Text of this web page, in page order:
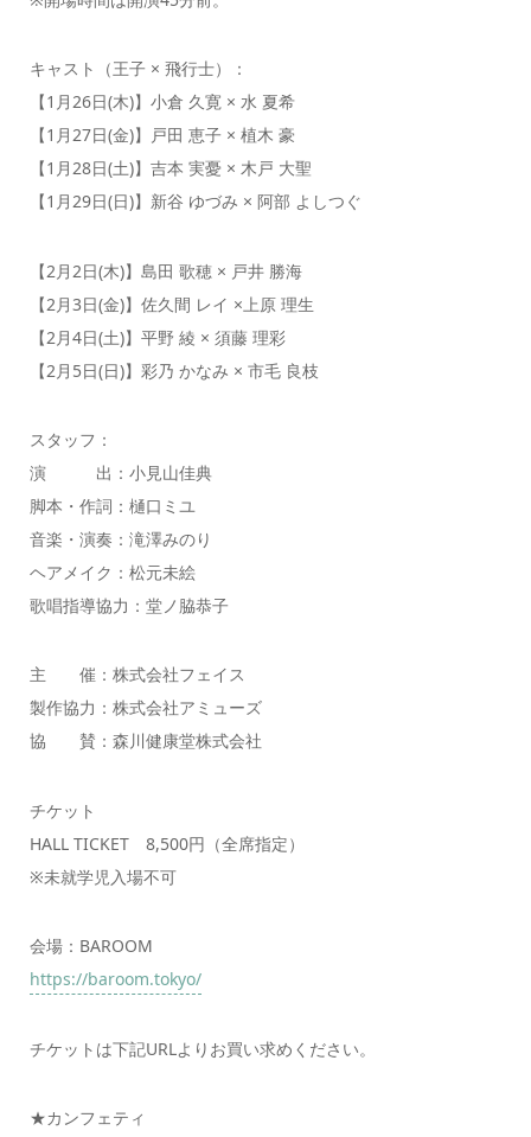
キャスト（王子 × 飛行士）：
【1月26日(木)】小倉 久寛 × 水 夏希
【1月27日(金)】戸田 恵子 × 植木 豪
【1月28日(土)】吉本 実憂 × 木戸 大聖
【1月29日(日)】新谷 ゆづみ × 阿部 よしつぐ
【2月2日(木)】島田 歌穂 × 戸井 勝海
【2月3日(金)】佐久間 レイ ×上原 理生
【2月4日(土)】平野 綾 × 須藤 理彩
【2月5日(日)】彩乃 かなみ × 市毛 良枝
スタッフ：
演 出：小見山佳典
脚本・作詞：樋口ミユ
音楽・演奏：滝澤みのり
ヘアメイク：松元未絵
歌唱指導協力：堂ノ脇恭子
主 催：株式会社フェイス
製作協力：株式会社アミューズ
協 賛：森川健康堂株式会社
チケット
HALL TICKET 8,500円（全席指定）
※未就学児入場不可
会場：BAROOM
https://baroom.tokyo/
チケットは下記URLよりお買い求めください。
★カンフェティ